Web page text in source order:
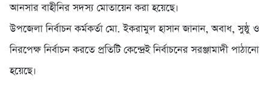
আনসার বাহীনির সদস্য মোতায়েন করা হয়েছে।
উপজেলা নির্বাচন কর্মকর্তা মো. ইকরামুল হাসান জানান, অবাধ, সুষ্ঠু ও
নিরপেক্ষ নির্বাচন করতে প্রতিটি কেন্দ্রেই নির্বাচনের সরঞ্জামাদী পাঠানো
হয়েছে।